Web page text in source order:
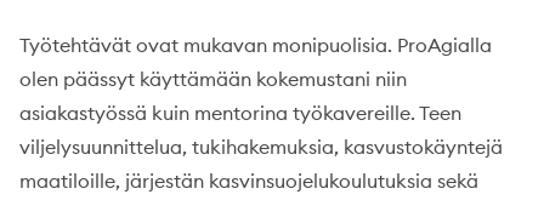
Työtehtävät ovat mukavan monipuolisia. ProAgialla
olen päässyt käyttämään kokemustani niin
asiakastyössä kuin mentorina työkavereille. Teen
viljelysuunnittelua, tukihakemuksia, kasvustokäyntejä
maatiloille, järjestän kasvinsuojelukoulutuksia sekä